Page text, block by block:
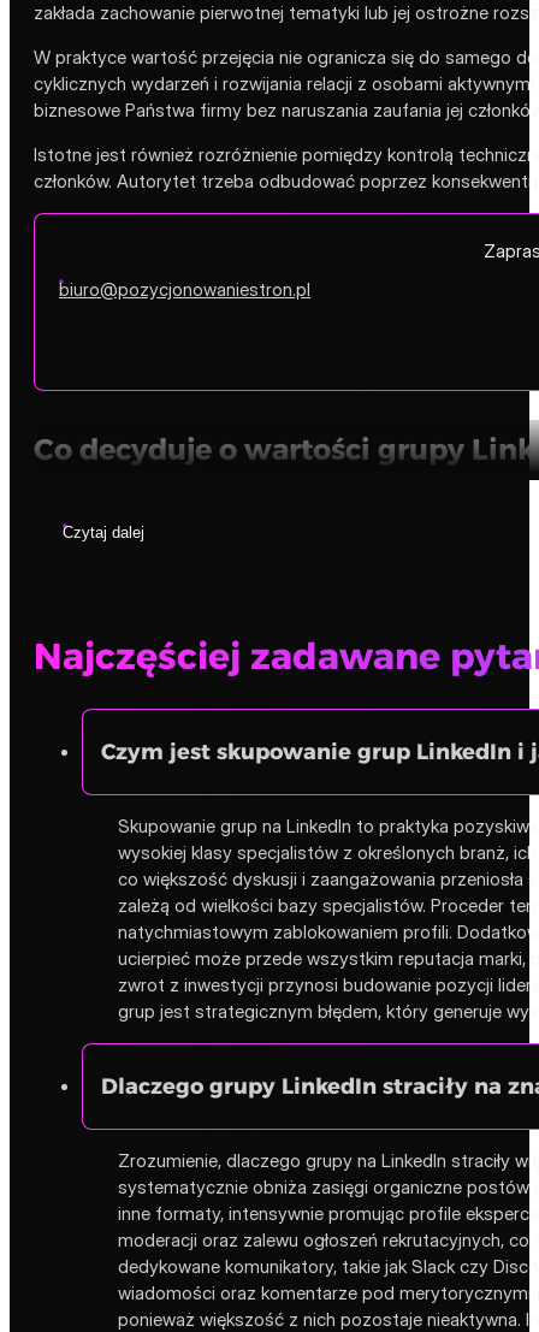
zakłada zachowanie pierwotnej tematyki lub jej ostrożne
W praktyce wartość przejęcia nie ogranicza się do samego
cyklicznych wydarzeń i rozwijania relacji z osobami
biznesowe Państwa firmy bez naruszania zaufania jej
Istotne jest również rozróżnienie pomiędzy kontrolą
członków. Autorytet trzeba odbudować poprzez
biuro@pozycjonowaniestron.pl
Co decyduje o wartości grupy
Czytaj dalej
Najczęściej zadawane
Czym jest skupowanie grup LinkedIn i
Skupowanie grup na LinkedIn to praktyka
wysokiej klasy specjalistów z określonych branż,
co większość dyskusji i zaangażowania
zależą od wielkości bazy specjalistów. Proceder
natychmiastowym zablokowaniem profili.
ucierpieć może przede wszystkim reputacja marki,
zwrot z inwestycji przynosi budowanie pozycji
grup jest strategicznym błędem, który generuje
Dlaczego grupy LinkedIn straciły na
Zrozumienie, dlaczego grupy na LinkedIn straciły
systematycznie obniża zasięgi organiczne postów
inne formaty, intensywnie promując profile
moderacji oraz zalewu ogłoszeń rekrutacyjnych,
dedykowane komunikatory, takie jak Slack czy
wiadomości oraz komentarze pod merytorycznymi
ponieważ większość z nich pozostaje nieaktywna.